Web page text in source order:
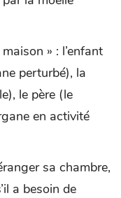
» : l’enfant
perturbé), la
le père (le
en activité
sa chambre,
a besoin de